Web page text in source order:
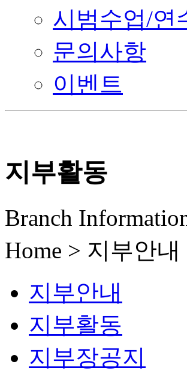
시범수업/연
문의사항
이벤트
지부활동
Branch
Home > 지부안내
지부안내
지부활동
지부장공지